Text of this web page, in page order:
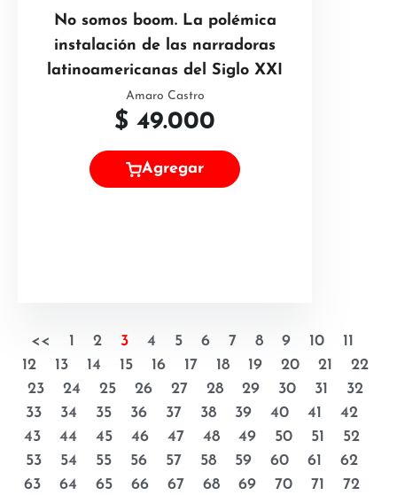
No somos boom. La polémica
instalación de las narradoras
latinoamericanas del Siglo XXI
Amaro Castro
$ 49.000
Agregar
<< 1 2 3 4 5 6 7 8 9 10
11
12
13 14 15 16 17 18 19 20 21
22
23
24 25 26 27 28 29 30 31
32
33
34 35 36 37 38 39 40 41
42
43
44 45 46 47 48 49 50 51
52
53
54 55 56 57 58 59 60 61
62
63
64 65 66 67 68 69 70 71
72